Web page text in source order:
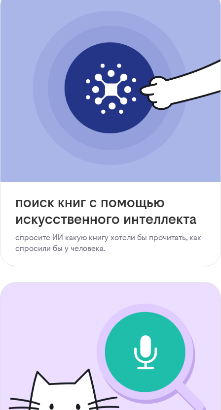
поиск книг с помощью
искусственного интеллекта
спросите ИИ какую книгу хотели бы прочитать, как
спросили бы у человека.